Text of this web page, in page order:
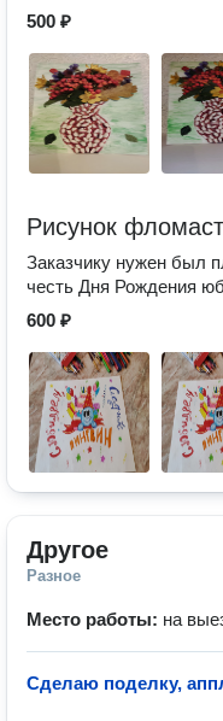
500 ₽
Рисунок
Заказчику нужен был
честь Дня Рождения
600 ₽
Другое
Разное
Место работы: на
Сделаю поделку,